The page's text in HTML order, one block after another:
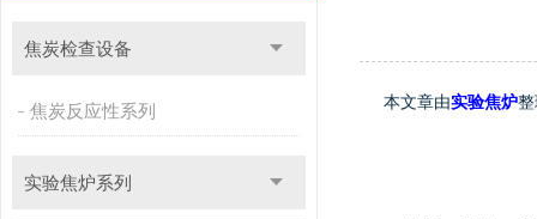
焦炭检查设备
焦炭反应性系列
实验焦炉系列
本文章由实验焦炉